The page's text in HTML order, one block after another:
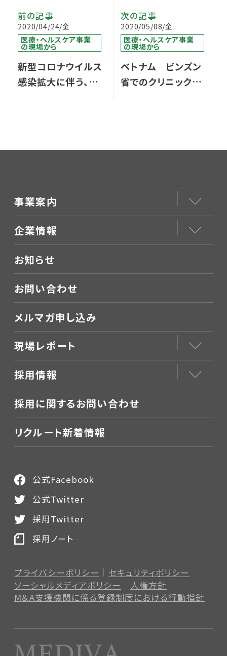
前の記事
2020/04/24/金
医療・ヘルスケア事業
の現場から
新型コロナウイルス
感染拡大に伴う、中
次の記事
2020/05/08/金
医療・ヘルスケア事業
の現場から
ベトナム ビンズン
省でのクリニック運
事業案内
企業情報
お知らせ
お問い合わせ
メルマガ申し込み
現場レポート
採用情報
採用に関するお問い合わせ
リクルート新着情報
プライバシーポリシー
セキュリティポリシー
ソーシャルメディアポリシー
人権方針
M＆A支援機関に係る登録制度における行動指針
公式Facebook
公式Twitter
採用Twitter
採用ノート